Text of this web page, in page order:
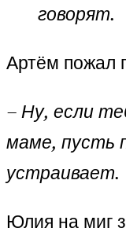
говорят.
Артём пожал
– Ну, если
маме, пусть
устраивает.
Юлия на миг